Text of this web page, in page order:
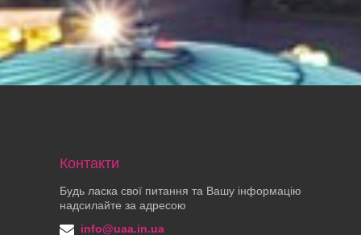
Контакти
Будь ласка свої питання та Вашу інформацію
надсилайте за адресою
info@uaa.in.ua